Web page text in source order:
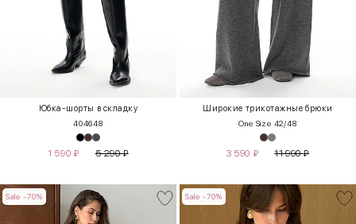
Юбка-шорты в складку
404648
1 590 ₽ 5 290₽
Широкие трикотажные брюки
One Size 42/48
3 590 ₽ 11 990₽
Sale -70% Sale -70%